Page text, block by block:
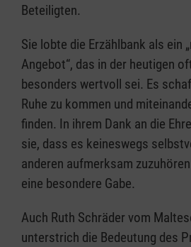
Beteiligten.
Sie lobte die Erzählbank als ein
Angebot“, das in der heutigen
besonders wertvoll sei. Es
Ruhe zu kommen und
finden. In ihrem Dank an die
sie, dass es keineswegs
anderen aufmerksam
eine besondere Gabe.
Auch Ruth Schräder vom
unterstrich die Bedeutung des